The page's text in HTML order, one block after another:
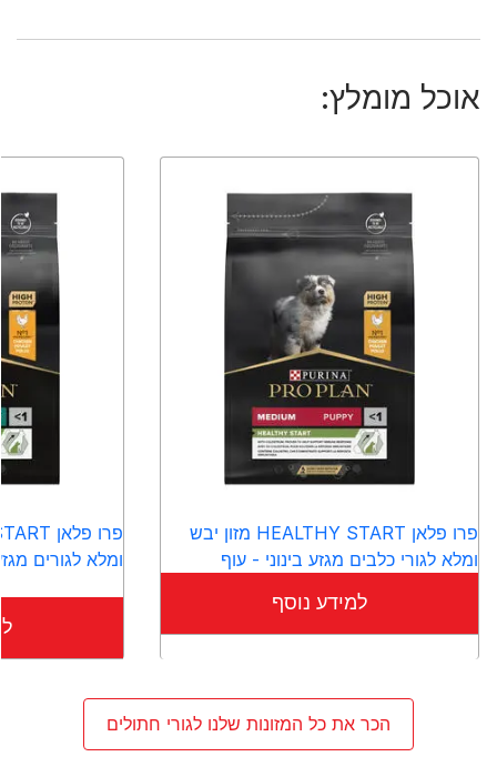
אוכל מומלץ:
פרו פלאן HEALTHY START מזון יבש
ומלא לגורי כלבים מגזע בינוני - עוף
למידע נוסף
ומלא לגורים
הכר את כל המזונות שלנו לגורי חתולים